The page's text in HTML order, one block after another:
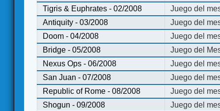
Tigris & Euphrates - 02/2008
Juego del
Antiquity - 03/2008
Juego del
Doom - 04/2008
Juego del
Bridge - 05/2008
Juego del
Nexus Ops - 06/2008
Juego del
San Juan - 07/2008
Juego del
Republic of Rome - 08/2008
Juego del
Shogun - 09/2008
Juego del